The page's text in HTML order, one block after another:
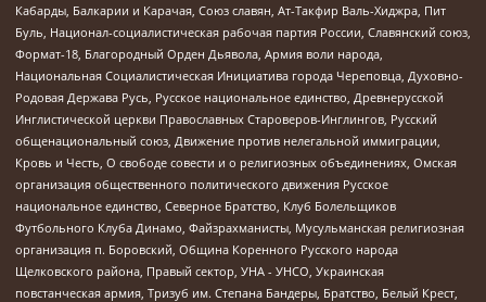
Кабарды, Балкарии и Карачая, Союз славян, Ат-Такфир Валь-Хиджра, Пит
Буль, Национал-социалистическая рабочая партия России, Славянский союз,
Формат-18, Благородный Орден Дьявола, Армия воли народа,
Национальная Социалистическая Инициатива города Череповца, Духовно-
Родовая Держава Русь, Русское национальное единство, Древнерусской
Инглистической церкви Православных Староверов-Инглингов, Русский
общенациональный союз, Движение против нелегальной иммиграции,
Кровь и Честь, О свободе совести и о религиозных объединениях, Омская
организация общественного политического движения Русское
национальное единство, Северное Братство, Клуб Болельщиков
Футбольного Клуба Динамо, Файзрахманисты, Мусульманская религиозная
организация п. Боровский, Община Коренного Русского народа
Щелковского района, Правый сектор, УНА - УНСО, Украинская
повстанческая армия, Тризуб им. Степана Бандеры, Братство, Белый Крест,